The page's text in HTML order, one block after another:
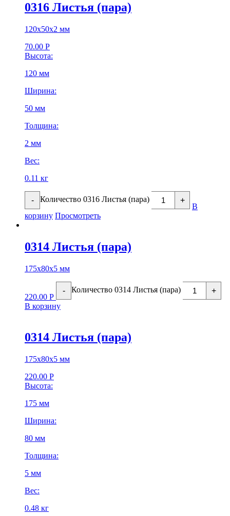
0316 Листья (пара)
120х50х2 мм
70.00 Р
Высота:
120 мм
Ширина:
50 мм
Толщина:
2 мм
Вес:
0.11 кг
- Количество 0316 Листья (пара) +
В
корзину Просмотреть
0314 Листья (пара)
175х80х5 мм
220.00 Р
- Количество 0314 Листья (пара)
+
В корзину
0314 Листья (пара)
175х80х5 мм
220.00 Р
Высота:
175 мм
Ширина:
80 мм
Толщина:
5 мм
Вес:
0.48 кг